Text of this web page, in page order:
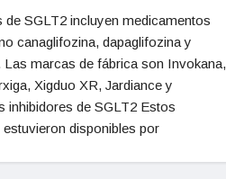
de SGLT2 incluyen medicamentos
canaglifozina, dapaglifozina y
Las marcas de fábrica son Invokana,
Xigduo XR, Jardiance y
de SGLT2 Estos
disponibles por